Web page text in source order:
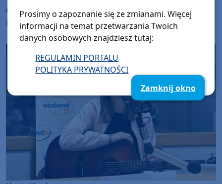
dniu premiery nowej płyty "Relacje". Siostry z
Leśna zagrały "na żywo"
Prosimy o zapoznanie się ze zmianami. Więcej
informacji na temat przetwarzania Twoich
danych osobowych znajdziesz tutaj:
REGULAMIN PORTALU
POLITYKA PRYWATNOŚCI
Zamknij okno